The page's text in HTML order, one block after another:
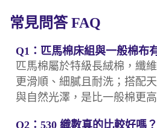
常見問答 FAQ
Q1：匹馬棉床組與一般棉布
匹馬棉屬於特級長絨棉，纖
更滑順、細膩且耐洗；搭配
與自然光澤，是比一般棉更
Q2：530 織數真的比較好嗎